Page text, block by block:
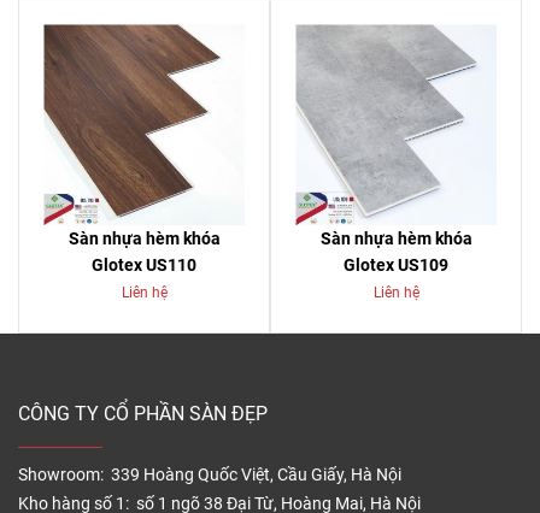
Sàn nhựa hèm khóa
Glotex US110
Liên hệ
Sàn nhựa hèm khóa
Glotex US109
Liên hệ
CÔNG TY CỔ PHẦN SÀN ĐẸP
Showroom: 339 Hoàng Quốc Việt, Cầu Giấy, Hà Nội
Kho hàng số 1: số 1 ngõ 38 Đại Từ, Hoàng Mai, Hà Nội